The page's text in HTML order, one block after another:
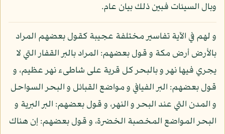
وبال السيئات فبين ذلك بيان عام.
و لهم في الآية تفاسير مختلفة عجيبة كقول بعضهم المراد
بالأرض أرض مكة و قول بعضهم: المراد بالبر القفار التي لا
يجري فيها نهر و بالبحر كل قرية على شاطىء نهر عظيم، و
قول بعضهم: البر الفيافي و مواضع القبائل و البحر السواحل
و المدن التي عند البحر و النهر، و قول بعضهم: البر البرية و
البحر المواضع المخصبة الخضرة، و قول بعضهم: إن هناك